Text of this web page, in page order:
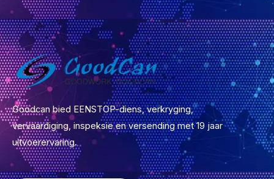
Goodcan bied EENSTOP-diens, verkryging,
vervaardiging, inspeksie en versending met 19 jaar
uitvoerervaring.